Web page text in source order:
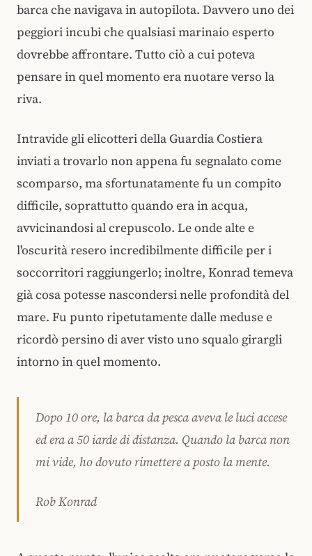
barca che navigava in autopilota. Davvero uno dei
peggiori incubi che qualsiasi marinaio esperto
dovrebbe affrontare. Tutto ciò a cui poteva
pensare in quel momento era nuotare verso la
riva.
Intravide gli elicotteri della Guardia Costiera
inviati a trovarlo non appena fu segnalato come
scomparso, ma sfortunatamente fu un compito
difficile, soprattutto quando era in acqua,
avvicinandosi al crepuscolo. Le onde alte e
l'oscurità resero incredibilmente difficile per i
soccorritori raggiungerlo; inoltre, Konrad temeva
già cosa potesse nascondersi nelle profondità del
mare. Fu punto ripetutamente dalle meduse e
ricordò persino di aver visto uno squalo girargli
intorno in quel momento.
Dopo 10 ore, la barca da pesca aveva le luci accese
ed era a 50 iarde di distanza. Quando la barca non
mi vide, ho dovuto rimettere a posto la mente.
Rob Konrad